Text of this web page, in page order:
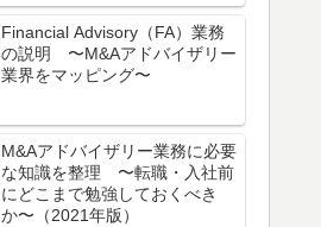
Financial Advisory（FA）業務
の説明 〜M&Aアドバイザリー
業界をマッピング〜
M&Aアドバイザリー業務に必要
な知識を整理 〜転職・入社前
にどこまで勉強しておくべき
か〜（2021年版）